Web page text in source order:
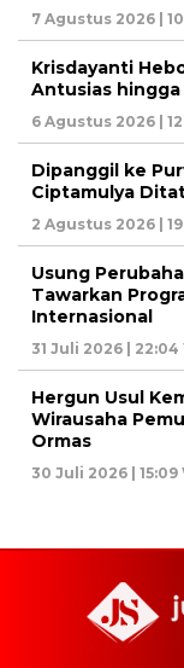
7 Agustus 2026 |
Krisdayanti
Antusias
6 Agustus 2026 |
Dipanggil ke
Ciptamulya
2 Agustus 2026 |
Usung
Tawarkan
Internasional
31 Juli 2026 | 22:04
Hergun Usul
Wirausaha
Ormas
30 Juli 2026 | 15:09